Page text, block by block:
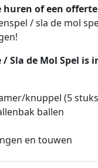
huren of een
/ sla de mol
/ Sla de Mol Spel is
knuppel (5
ballen
en touwen